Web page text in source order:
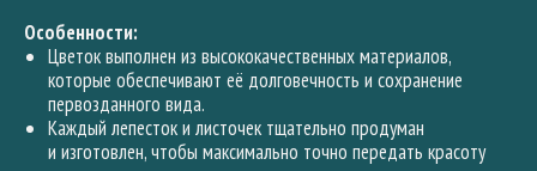
Особенности:
Цветок выполнен из высококачественных материалов,
которые обеспечивают её долговечность и сохранение
первозданного вида.
Каждый лепесток и листочек тщательно продуман
и изготовлен, чтобы максимально точно передать красоту